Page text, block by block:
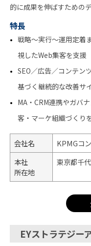
的に成果を伸ばすための
特長
戦略～実行～運用定着
視したWeb集客を支援
SEO／広告／コンテン
基づく継続的な改善サ
MA・CRM連携やガバ
客・マーケ組織づくり
会社名
KPMGコ
本社
所在地
東京都千
EYストラテジー